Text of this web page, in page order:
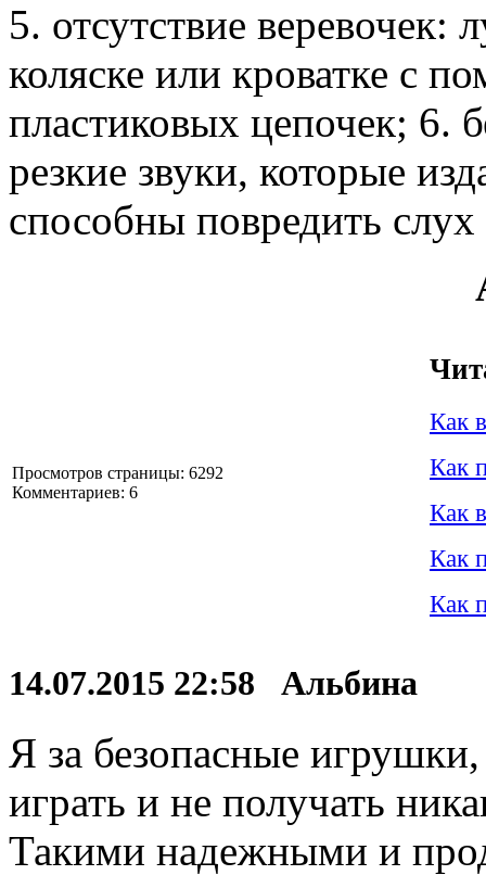
5. отсутствие
коляске или кроватке с
пластиковых цепочек; 6.
резкие звуки, которые
способны повредить слух
Просмотров страницы: 6292
Комментариев: 6
Как
Как
Как
Как
Как
14.07.2015 22:58 Альбина
Я за безопасные
играть и не получать
Такими надежными и